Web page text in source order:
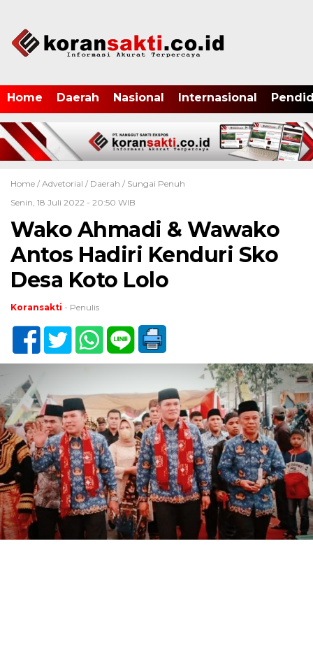
Home Daerah Nasional Internasional
Home / Advetorial / Daerah / Sungai Penuh
Senin, 18 Juli 2022 - 20:50 WIB
Wako Ahmadi & Wawako
Antos Hadiri Kenduri Sko
Desa Koto Lolo
Koransakti - Penulis